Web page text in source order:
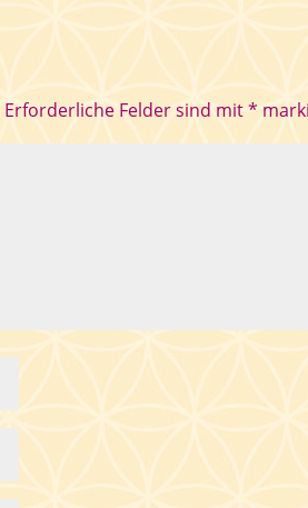
Erforderliche Felder sind mit*